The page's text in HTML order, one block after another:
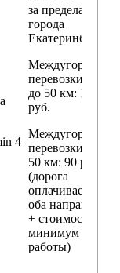
4
за пределами
города
Екатеринбург
Междугородние
перевозки
до 50 км: 18 000
руб.
Междугородние
перевозки
50 км: 90 руб./км
(дорога
оплачивается в
оба направления
+ стоимость
минимум 4
работы)